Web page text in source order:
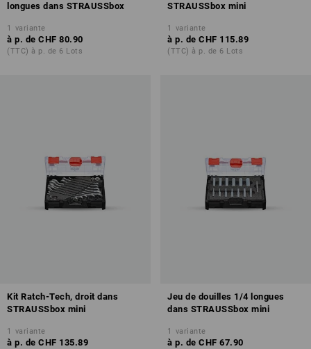
longues dans STRAUSSbox
1 variante
à p. de CHF 80.90
(TTC) à p. de 6 Lots
STRAUSSbox mini
1 variante
à p. de CHF 115.89
(TTC) à p. de 6 Lots
Kit Ratch-Tech, droit dans
STRAUSSbox mini
1 variante
à p. de CHF 135.89
Jeu de douilles 1/4 longues
dans STRAUSSbox mini
1 variante
à p. de CHF 67.90